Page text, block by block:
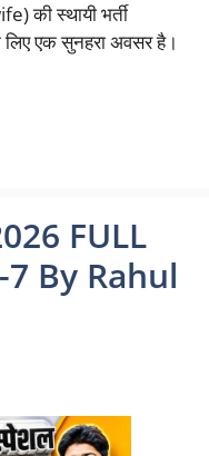
की स्थायी भर्ती
एक सुनहरा अवसर है।
FULL
7 By Rahul